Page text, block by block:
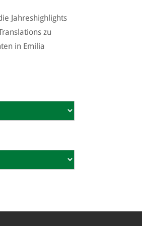
Jahreshighlights
zu
in Emilia